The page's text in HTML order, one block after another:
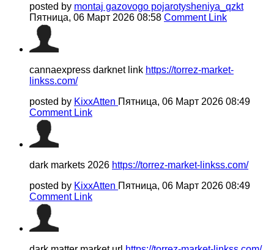
posted by montaj gazovogo pojarotysheniya_qzkt
Пятница, 06 Март 2026 08:58 Comment Link
cannaexpress darknet link https://torrez-market-
linkss.com/
posted by KixxAtten Пятница, 06 Март 2026 08:49
Comment Link
dark markets 2026 https://torrez-market-linkss.com/
posted by KixxAtten Пятница, 06 Март 2026 08:49
Comment Link